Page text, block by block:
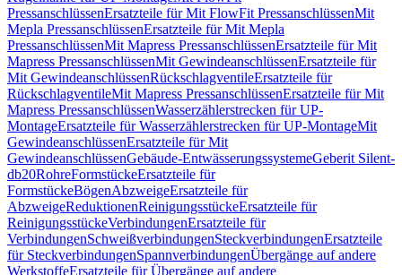
PressanschlüssenErsatzteile für Mit FlowFit PressanschlüssenMit
Mepla PressanschlüssenErsatzteile für Mit Mepla
PressanschlüssenMit Mapress PressanschlüssenErsatzteile für Mit
Mapress PressanschlüssenMit GewindeanschlüssenErsatzteile für
Mit GewindeanschlüssenRückschlagventileErsatzteile für
RückschlagventileMit Mapress PressanschlüssenErsatzteile für Mit
Mapress PressanschlüssenWasserzählerstrecken für UP-
MontageErsatzteile für Wasserzählerstrecken für UP-MontageMit
GewindeanschlüssenErsatzteile für Mit
GewindeanschlüssenGebäude-EntwässerungssystemeGeberit Silent-
db20RohreFormstückeErsatzteile für
FormstückeBögenAbzweigeErsatzteile für
AbzweigeReduktionenReinigungsstückeErsatzteile für
ReinigungsstückeVerbindungenErsatzteile für
VerbindungenSchweißverbindungenSteckverbindungenErsatzteile
für SteckverbindungenSpannverbindungenÜbergänge auf andere
WerkstoffeErsatzteile für Übergänge auf andere